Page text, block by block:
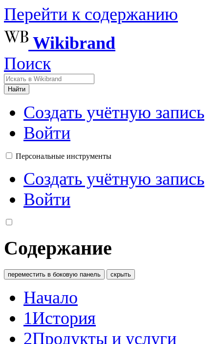
Перейти к содержанию
Wikibrand
Поиск
Найти
Создать учётную запись
Войти
Персональные инструменты
Создать учётную запись
Войти
Содержание
переместить в боковую панель скрыть
Начало
1История
2Продукты и услуги